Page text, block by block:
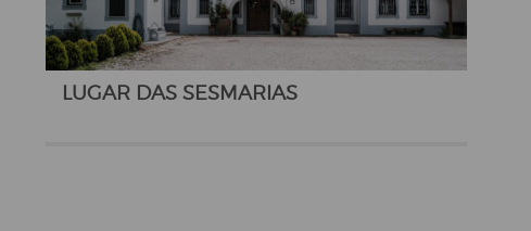
LUGAR DAS SESMARIAS